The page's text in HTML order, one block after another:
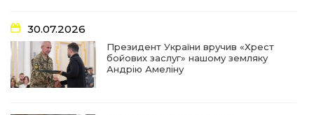
11:06
20 лип
За дві доби — серія ворожих ударів по
Барвінківській громаді
14:38
У Барвінковому сталася пожежа у житловій
30.07.2026
Президент України вручив «Хрест
бойових заслуг» нашому земляку
Андрію Амеліну